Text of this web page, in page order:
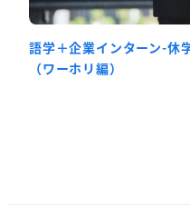
語学＋企業インターン-休
（ワーホリ編）